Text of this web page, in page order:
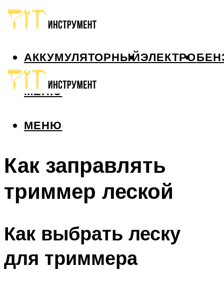
АККУМУЛЯТОРНЫЙЭЛЕКТРО
МЕНЮ
МЕНЮ
Как заправлять
триммер леской
Как выбрать леску
для триммера